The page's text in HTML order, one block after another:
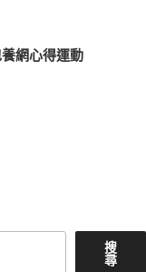
網心得運動
搜
尋